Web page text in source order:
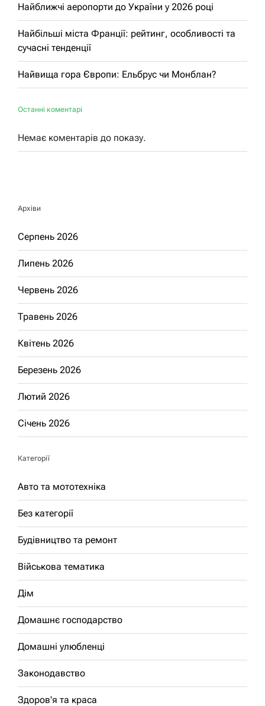
Найближчі аеропорти до України у 2026 році
Найбільші міста Франції: рейтинг, особливості та
сучасні тенденції
Найвища гора Європи: Ельбрус чи Монблан?
Останні коментарі
Немає коментарів до показу.
Архіви
Серпень 2026
Липень 2026
Червень 2026
Травень 2026
Квітень 2026
Березень 2026
Лютий 2026
Січень 2026
Категорії
Авто та мототехніка
Без категорії
Будівництво та ремонт
Військова тематика
Дім
Домашнє господарство
Домашні улюбленці
Законодавство
Здоров'я та краса